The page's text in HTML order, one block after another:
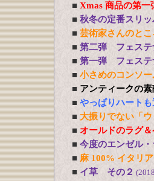
■ Xmas 商品の第一
■ 秋冬の定番スリ
■ 芸術家さんのと
■ 第二弾 フェステ
■ 第一弾 フェステ
■ 小さめのコンソ
■ アンティークの
■ やっぱりハート
■ 大振りでない「
■ オールドのラグ
■ 今度のエンゼル
■ 麻 100% イタリ
■ イ草 その２